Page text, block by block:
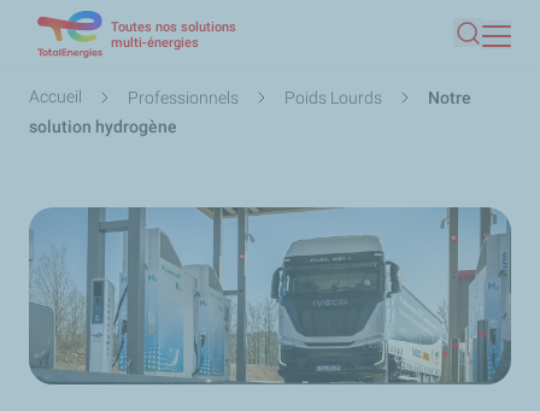
contenu
Toutes nos solutions
multi-énergies
Fil
d'Ariane
Accueil Professionnels Poids Lourds
Notre
solution hydrogène